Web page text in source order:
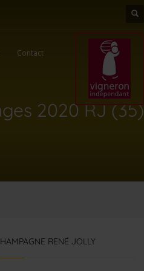
Contact
2020 RJ (35)
RENÉ JOLLY